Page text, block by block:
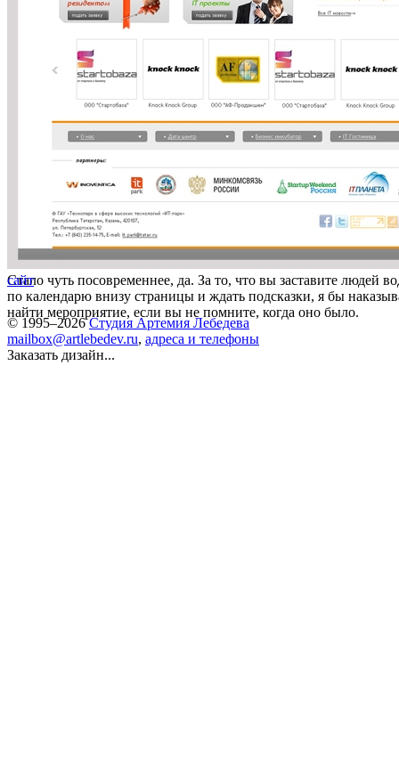
Стало чуть посовременнее, да. За то, что вы заставите людей
по календарю внизу страницы и ждать подсказки, я бы
найти мероприятие, если вы не помните, когда оно было.
сайт
© 1995–2026 Студия Артемия Лебедева
mailbox@artlebedev.ru, адреса и телефоны
Заказать дизайн...